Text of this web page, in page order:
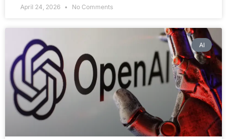
April 24, 2026 No Comments
AI